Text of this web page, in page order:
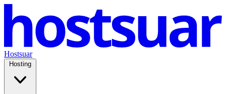
Hostsuar
Hosting